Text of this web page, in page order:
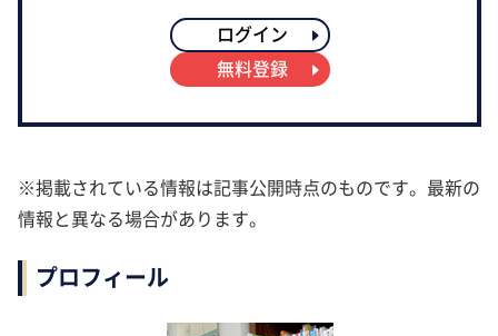
ログイン
無料登録
※掲載されている情報は記事公開時点のものです。最新の
情報と異なる場合があります。
プロフィール